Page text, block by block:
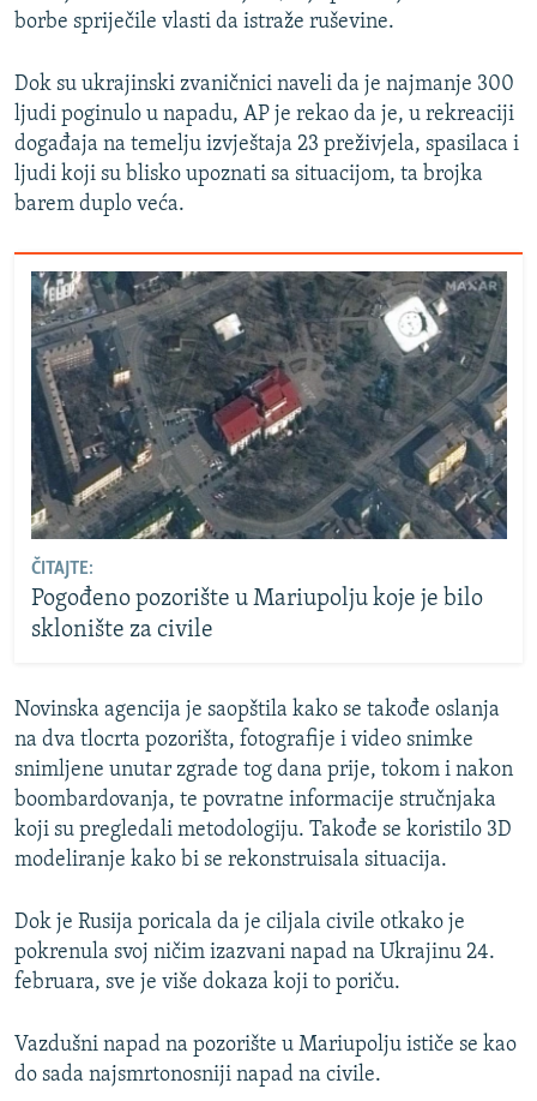
borbe spriječile vlasti da istraže ruševine.
Dok su ukrajinski zvaničnici naveli da je najmanje 300
ljudi poginulo u napadu, AP je rekao da je, u rekreaciji
događaja na temelju izvještaja 23 preživjela, spasilaca i
ljudi koji su blisko upoznati sa situacijom, ta brojka
barem duplo veća.
ČITAJTE:
Pogođeno pozorište u Mariupolju koje je bilo
sklonište za civile
Novinska agencija je saopštila kako se takođe oslanja
na dva tlocrta pozorišta, fotografije i video snimke
snimljene unutar zgrade tog dana prije, tokom i nakon
boombardovanja, te povratne informacije stručnjaka
koji su pregledali metodologiju. Takođe se koristilo 3D
modeliranje kako bi se rekonstruisala situacija.
Dok je Rusija poricala da je ciljala civile otkako je
pokrenula svoj ničim izazvani napad na Ukrajinu 24.
februara, sve je više dokaza koji to poriču.
Vazdušni napad na pozorište u Mariupolju ističe se kao
do sada najsmrtonosniji napad na civile.